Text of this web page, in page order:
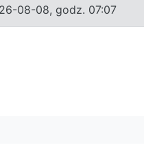
08-08, godz. 07:07